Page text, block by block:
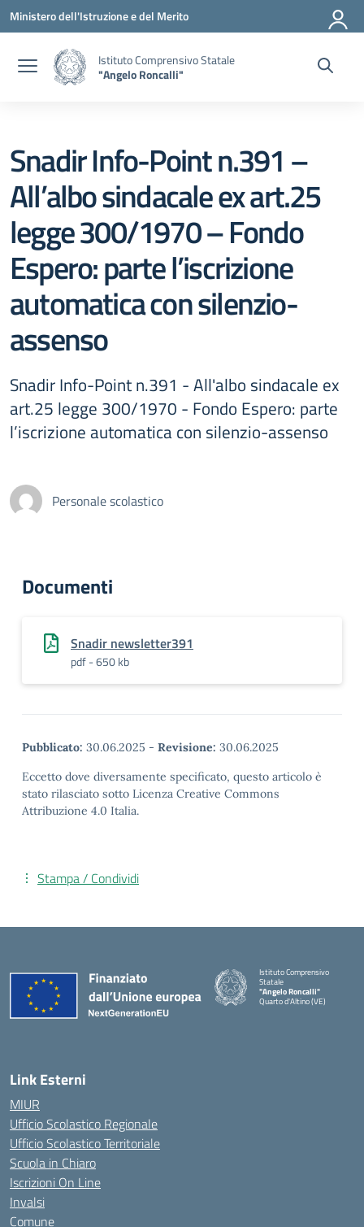
Vai ai contenuti
Vai al menu di navigazione
Vai al footer
Ministero dell'Istruzione e del Merito
Istituto Comprensivo Statale
"Angelo Roncalli"
Snadir Info-Point n.391 –
All’albo sindacale ex art.25
legge 300/1970 – Fondo
Espero: parte l’iscrizione
automatica con silenzio-
assenso
Snadir Info-Point n.391 - All'albo sindacale ex
art.25 legge 300/1970 - Fondo Espero: parte
l’iscrizione automatica con silenzio-assenso
Personale scolastico
Documenti
Snadir newsletter391
pdf - 650 kb
Pubblicato: 30.06.2025 - Revisione: 30.06.2025
Eccetto dove diversamente specificato, questo articolo è
stato rilasciato sotto Licenza Creative Commons
Attribuzione 4.0 Italia.
Stampa / Condividi
Istituto Comprensivo
Statale
"Angelo Roncalli"
Quarto d'Altino (VE)
Link Esterni
MIUR
Ufficio Scolastico Regionale
Ufficio Scolastico Territoriale
Scuola in Chiaro
Iscrizioni On Line
Invalsi
Comune